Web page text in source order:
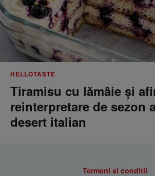
HELLOTASTE
Tiramisu cu lămâie și
reinterpretare de sezon
desert italian
Termeni si conditii